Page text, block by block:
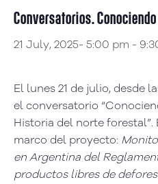
Conversatorios.
21 July, 2025- 5:00 pm -
El lunes 21 de julio, desde
el conversatorio
Historia del norte
marco del proyecto: M
en Argentina del
productos libres de